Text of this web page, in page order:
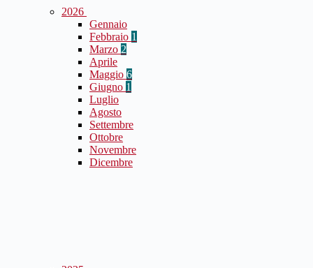
2026
Gennaio
Febbraio 1
Marzo 2
Aprile
Maggio 6
Giugno 1
Luglio
Agosto
Settembre
Ottobre
Novembre
Dicembre